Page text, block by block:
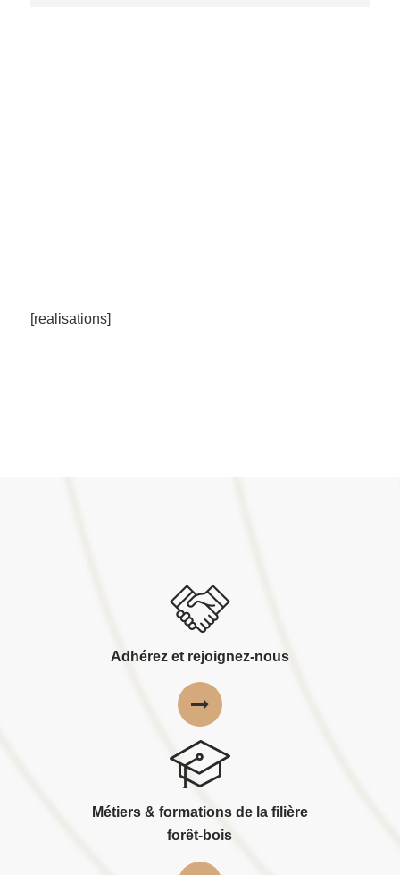
[realisations]
Adhérez et rejoignez-nous
Métiers & formations de la filière
forêt-bois